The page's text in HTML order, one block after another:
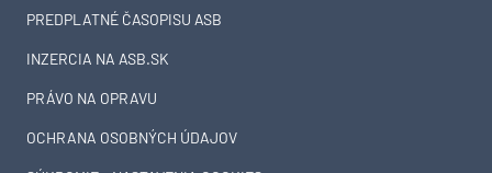
PREDPLATNÉ ČASOPISU ASB
INZERCIA NA ASB.SK
PRÁVO NA OPRAVU
OCHRANA OSOBNÝCH ÚDAJOV